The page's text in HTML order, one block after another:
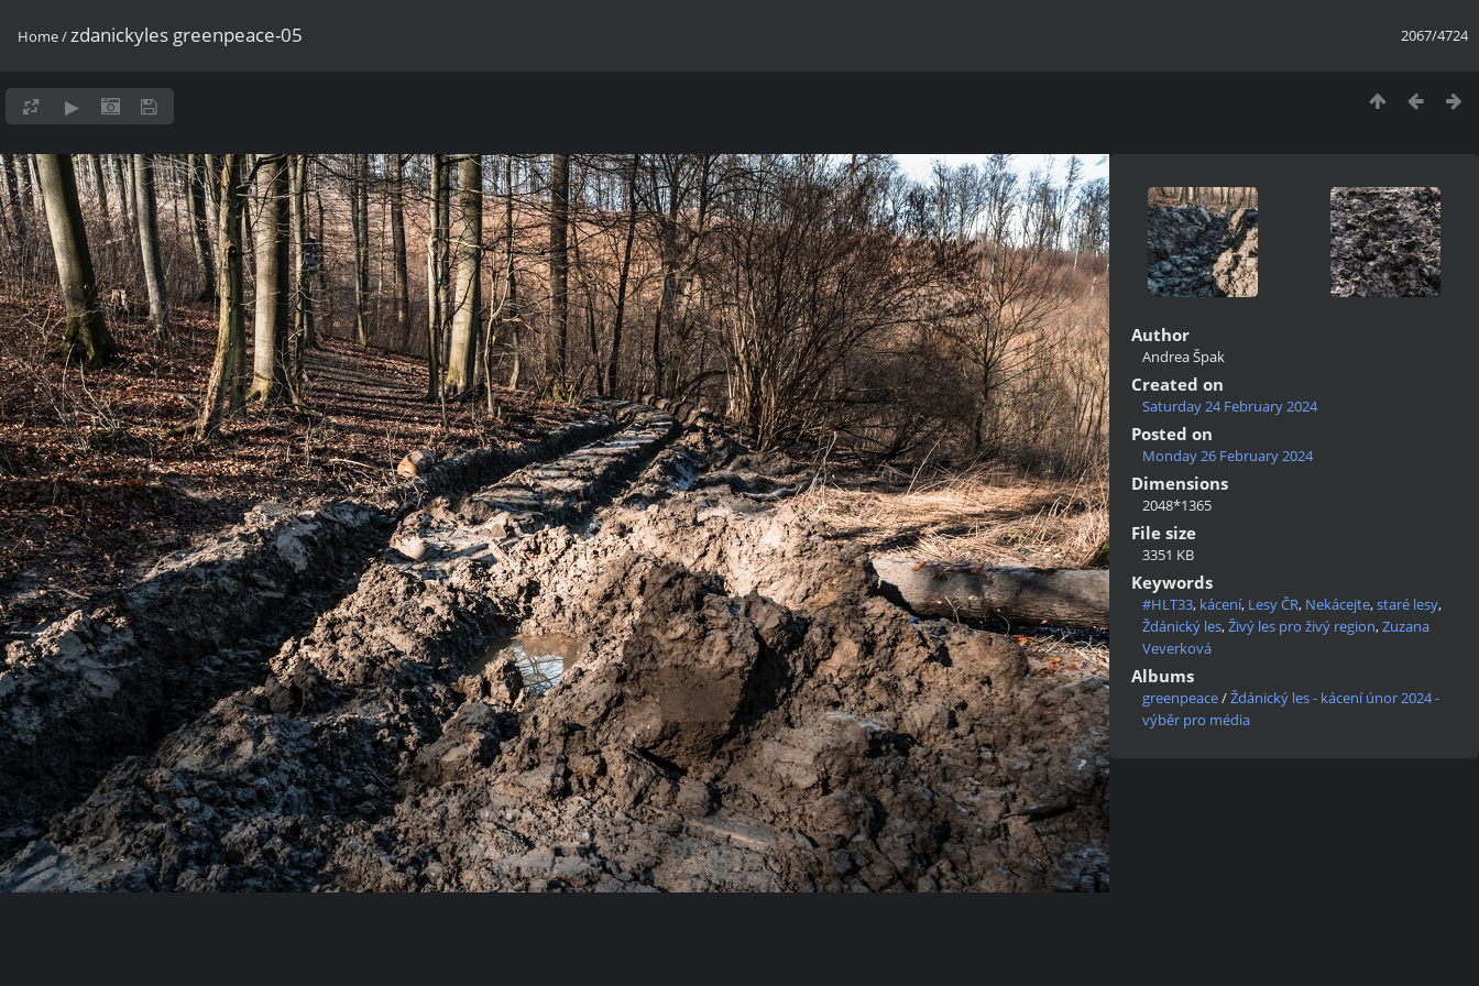
2067/4724
Home/zdanickyles greenpeace-05
Author
Andrea Špak
Created on
Saturday 24 February 2024
Posted on
Monday 26 February 2024
Dimensions
2048*1365
File size
3351 KB
Keywords
#HLT33, kácení, Lesy ČR, Nekácejte,staré lesy,
Ždánický les,Živý les pro živý region,Zuzana
Veverková
Albums
greenpeace/Ždánický les - kácení únor 2024 -
výběr pro média